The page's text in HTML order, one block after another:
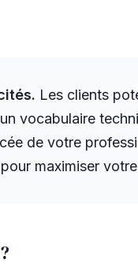
Les clients
vocabulaire
de votre
maximiser